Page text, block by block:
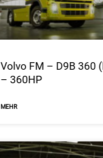
Volvo FM – D9B 360
– 360HP
ΜEHR